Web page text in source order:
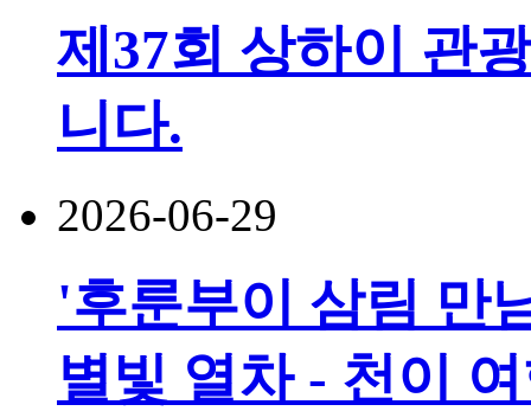
제37회 상하이 관
니다.
2026-06-29
'후룬부이 삼림 만
별빛 열차 - 천이